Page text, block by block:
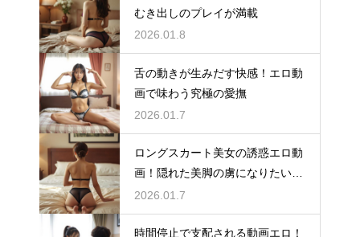
むき出しのプレイが満載
2026.01.8
舌の動きが生みだす快感！エロ動
画で味わう究極の愛撫
2026.01.7
ロングスカート美女の誘惑エロ動
画！隠れた美脚の虜になりたい方
へ
2026.01.7
時間停止で支配される動画エロ！